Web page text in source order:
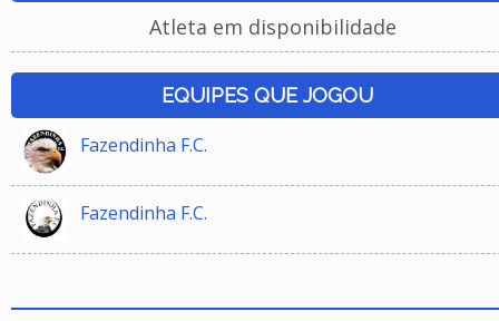
Atleta em disponibilidade
EQUIPES QUE JOGOU
Fazendinha F.C.
Fazendinha F.C.